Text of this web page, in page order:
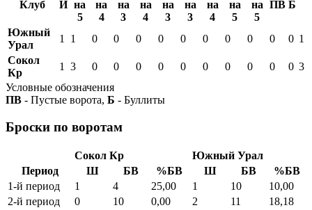
Клуб И на
5
на
4
на
3
на
4
на
3
на
3
на
4
на
5
на
5
ПВ Б
Южный
Урал
1 1 0 0 0 0 0 0 0 0 0 0 1
Сокол
Кр
1 3 0 0 0 0 0 0 0 0 0 0 3
Условные обозначения
ПВ - Пустые ворота, Б - Буллиты
Броски по воротам
Сокол Кр
Южный Урал
Период
Ш БВ %БВ Ш БВ
%БВ
1-й период
1 4 25,00 1 10
10,00
2-й период
0 10 0,00 2 11
18,18